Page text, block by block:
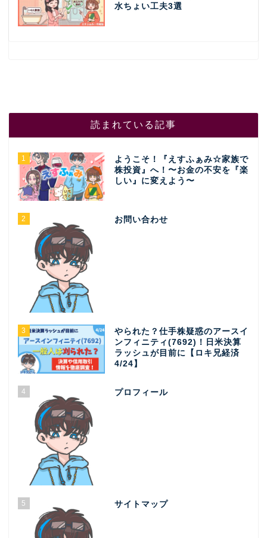
水ちょい工夫3選
読まれている記事
1
ようこそ！『えすふぁみ☆家族で
株投資』へ！〜お金の不安を『楽
しい』に変えよう〜
2 お問い合わせ
3
やられた？仕手株疑惑のアースイ
ンフィニティ(7692)！日米決算
ラッシュが目前に【ロキ兄経済
4/24】
4 プロフィール
5 サイトマップ